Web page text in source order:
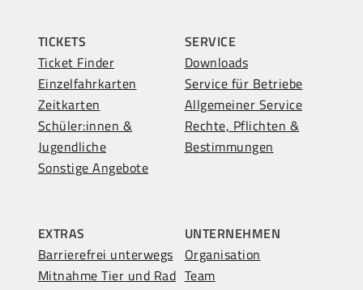
TICKETS
Ticket Finder
Einzelfahrkarten
Zeitkarten
Schüler:innen &
Jugendliche
Sonstige Angebote
SERVICE
Downloads
Service für Betriebe
Allgemeiner Service
Rechte, Pflichten &
Bestimmungen
EXTRAS
Barrierefrei unterwegs
Mitnahme Tier und Rad
UNTERNEHMEN
Organisation
Team